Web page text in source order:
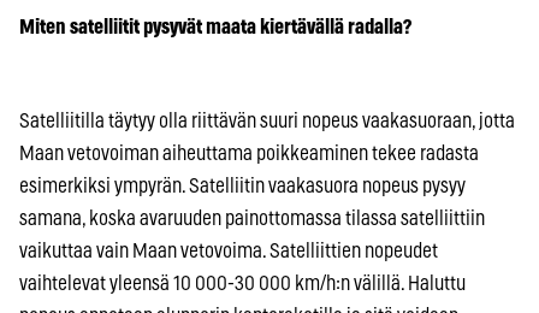
Miten satelliitit pysyvät maata kiertävällä radalla?
Satelliitilla täytyy olla riittävän suuri nopeus vaakasuoraan, jotta
Maan vetovoiman aiheuttama poikkeaminen tekee radasta
esimerkiksi ympyrän. Satelliitin vaakasuora nopeus pysyy
samana, koska avaruuden painottomassa tilassa satelliittiin
vaikuttaa vain Maan vetovoima. Satelliittien nopeudet
vaihtelevat yleensä 10 000-30 000 km/h:n välillä. Haluttu